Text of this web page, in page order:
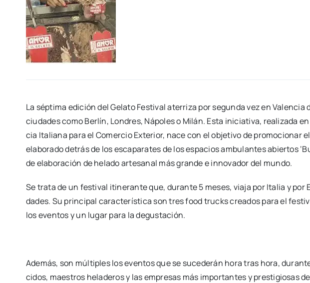
La sép­ti­ma edi­ción del Gela­to Fes­ti­val ate­rri­za por segun­da vez en Valen­cia
ciu­da­des como Ber­lín, Lon­dres, Nápo­les o Milán. Esta ini­cia­ti­va, rea­li­za­da
cia Ita­lia­na para el Comer­cio Exte­rior, nace con el obje­ti­vo de pro­mo­cio­nar
ela­bo­ra­do detrás de los esca­pa­ra­tes de los espa­cios ambu­lan­tes abier­tos
de ela­bo­ra­ción de hela­do arte­sa­nal más gran­de e inno­va­dor del mun­do.
Se tra­ta de un fes­ti­val iti­ne­ran­te que, duran­te 5 meses, via­ja por Ita­lia y
da­des. Su prin­ci­pal carac­te­rís­ti­ca son tres food trucks crea­dos para el
los even­tos y un lugar para la degus­ta­ción.
Ade­más, son múl­ti­ples los even­tos que se suce­de­rán hora tras hora,
ci­dos, maes­tros hela­de­ros y las empre­sas más impor­tan­tes y pres­ti­gio­sas